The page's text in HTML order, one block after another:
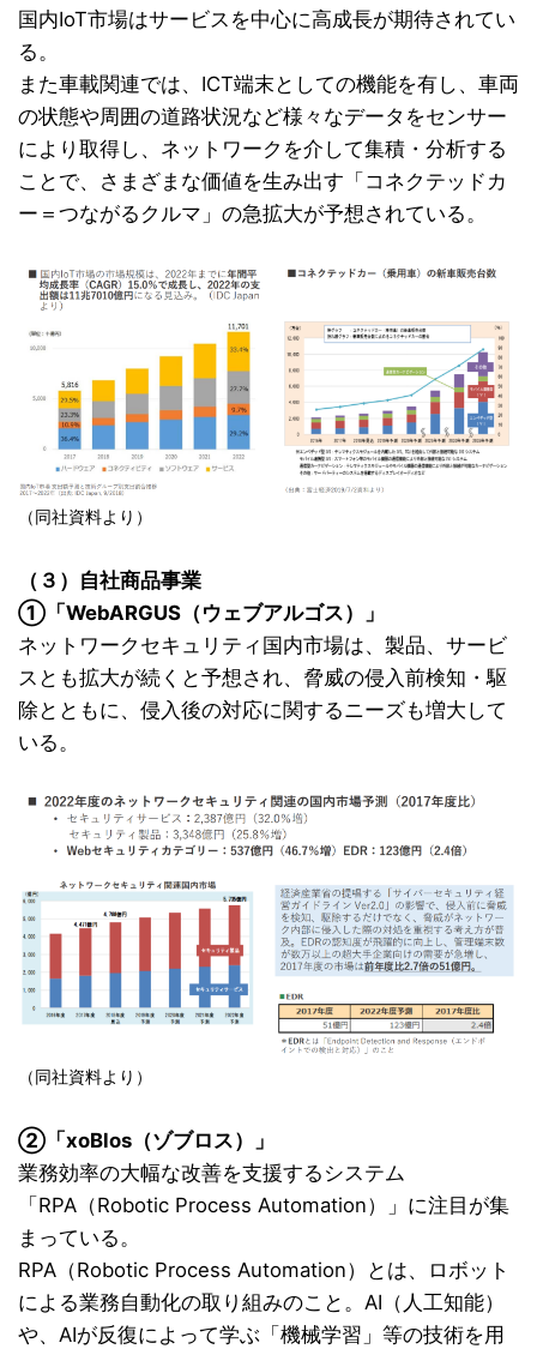
国内IoT市場はサービスを中心に高成長が期待されてい
る。
また車載関連では、ICT端末としての機能を有し、車両
の状態や周囲の道路状況など様々なデータをセンサー
により取得し、ネットワークを介して集積・分析する
ことで、さまざまな価値を生み出す「コネクテッドカ
ー＝つながるクルマ」の急拡大が予想されている。
（同社資料より）
（３）自社商品事業
①「WebARGUS（ウェブアルゴス）」
ネットワークセキュリティ国内市場は、製品、サービ
スとも拡大が続くと予想され、脅威の侵入前検知・駆
除とともに、侵入後の対応に関するニーズも増大して
いる。
（同社資料より）
②「xoBlos（ゾブロス）」
業務効率の大幅な改善を支援するシステム
「RPA（Robotic Process Automation）」に注目が集
まっている。
RPA（Robotic Process Automation）とは、ロボット
による業務自動化の取り組みのこと。AI（人工知能）
や、AIが反復によって学ぶ「機械学習」等の技術を用